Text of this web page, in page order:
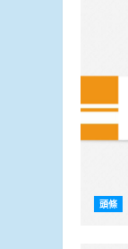
頭條